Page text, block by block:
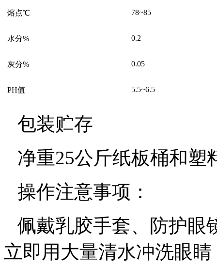
熔点℃ 78~85
水分% 0.2
灰分% 0.05
PH值 5.5~6.5
包装贮存
净重25公斤纸板桶和塑
操作注意事项：
佩戴乳胶手套、防护眼
立即用大量清水冲洗眼